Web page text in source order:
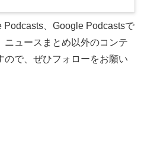
広告投資”」
、Google Podcastsで
ニュースまとめ以外のコンテ
ので、ぜひフォローをお願い